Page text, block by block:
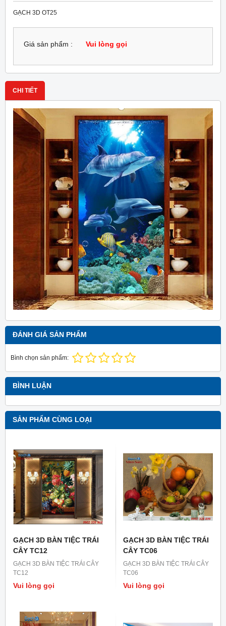
GẠCH 3D OT25
Giá sản phẩm : Vui lòng gọi
CHI TIẾT
ĐÁNH GIÁ SẢN PHẨM
Bình chọn sản phẩm:
BÌNH LUẬN
SẢN PHẨM CÙNG LOẠI
GẠCH 3D BÀN TIỆC TRÁI
CÂY TC12
GẠCH 3D BÀN TIỆC TRÁI CÂY
TC12
Vui lòng gọi
GẠCH 3D BÀN TIỆC TRÁI
CÂY TC06
GẠCH 3D BÀN TIỆC TRÁI CÂY
TC06
Vui lòng gọi